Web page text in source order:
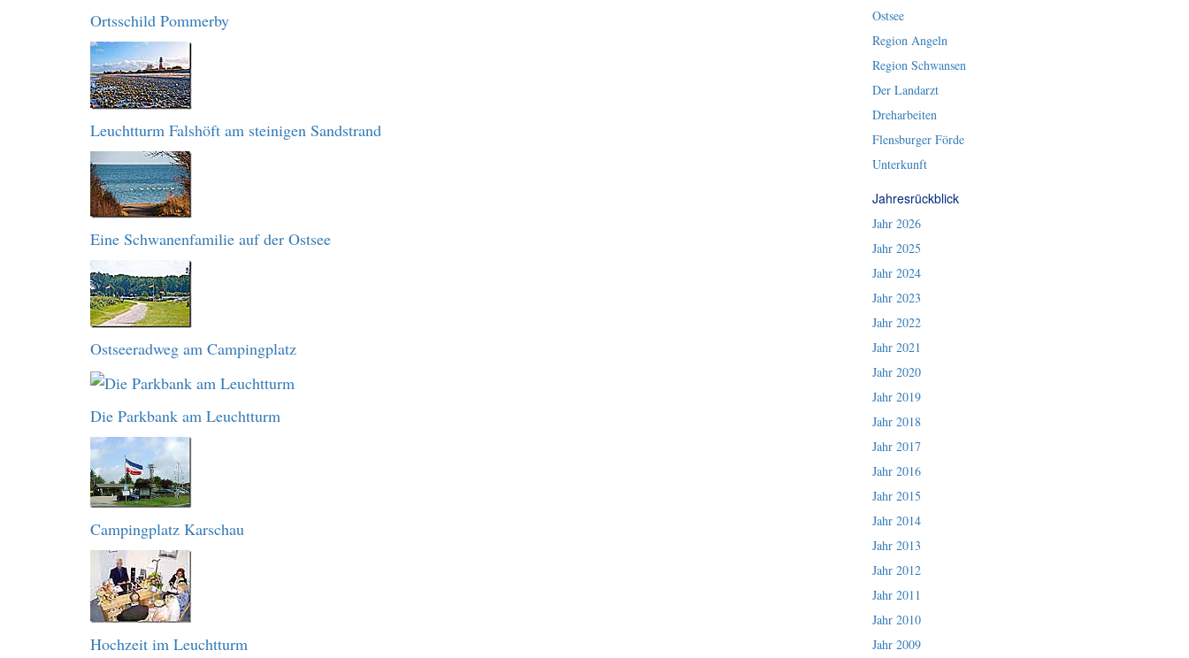
Ortsschild Pommerby
Leuchtturm Falshöft am steinigen Sandstrand
Eine Schwanenfamilie auf der Ostsee
Ostseeradweg am Campingplatz
Die Parkbank am Leuchtturm
Campingplatz Karschau
Hochzeit im Leuchtturm
Ostsee
Region Angeln
Region Schwansen
Der Landarzt
Dreharbeiten
Flensburger Förde
Unterkunft
Jahresrückblick
Jahr 2026
Jahr 2025
Jahr 2024
Jahr 2023
Jahr 2022
Jahr 2021
Jahr 2020
Jahr 2019
Jahr 2018
Jahr 2017
Jahr 2016
Jahr 2015
Jahr 2014
Jahr 2013
Jahr 2012
Jahr 2011
Jahr 2010
Jahr 2009